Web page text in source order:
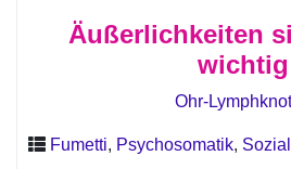
Äußerlichkeiten
wichtig
Ohr-
Fumetti, Psychosomatik,